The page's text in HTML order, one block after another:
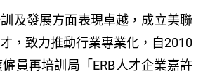
及發展方面表現卓越，成立美聯
，致力推動行業專業化，自2010
員再培訓局「ERB人才企業嘉許